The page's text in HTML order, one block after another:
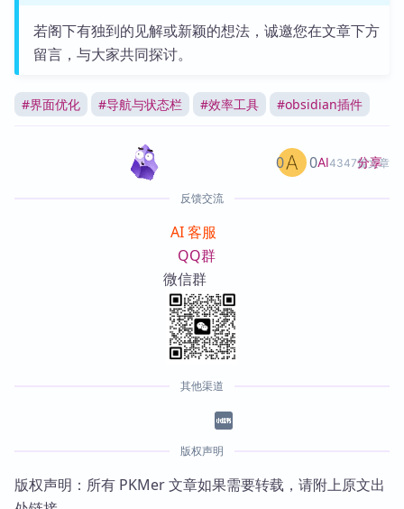
若阁下有独到的见解或新颖的想法，诚邀您在文章下方
留言，与大家共同探讨。
#界面优化 #导航与状态栏 #效率工具 #obsidian插件
AI4347篇文章
0 0 分享
反馈交流
AI 客服
QQ群
微信群
其他渠道
版权声明
版权声明：所有 PKMer 文章如果需要转载，请附上原文出